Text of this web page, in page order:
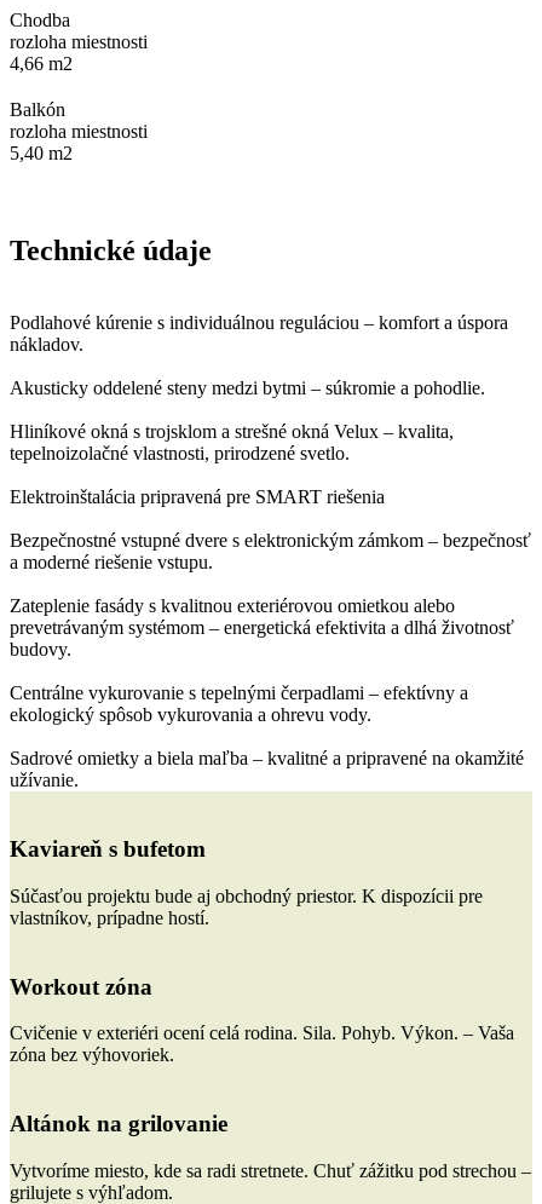
Chodba
rozloha miestnosti
4,66 m2
Balkón
rozloha miestnosti
5,40 m2
Technické údaje
Podlahové kúrenie s individuálnou reguláciou – komfort a úspora
nákladov.
Akusticky oddelené steny medzi bytmi – súkromie a pohodlie.
Hliníkové okná s trojsklom a strešné okná Velux – kvalita,
tepelnoizolačné vlastnosti, prirodzené svetlo.
Elektroinštalácia pripravená pre SMART riešenia
Bezpečnostné vstupné dvere s elektronickým zámkom – bezpečnosť
a moderné riešenie vstupu.
Zateplenie fasády s kvalitnou exteriérovou omietkou alebo
prevetrávaným systémom – energetická efektivita a dlhá životnosť
budovy.
Centrálne vykurovanie s tepelnými čerpadlami – efektívny a
ekologický spôsob vykurovania a ohrevu vody.
Sadrové omietky a biela maľba – kvalitné a pripravené na okamžité
užívanie.
Kaviareň s bufetom
Súčasťou projektu bude aj obchodný priestor. K dispozícii pre
vlastníkov, prípadne hostí.
Workout zóna
Cvičenie v exteriéri ocení celá rodina. Sila. Pohyb. Výkon. – Vaša
zóna bez výhovoriek.
Altánok na grilovanie
Vytvoríme miesto, kde sa radi stretnete. Chuť zážitku pod strechou –
grilujete s výhľadom.